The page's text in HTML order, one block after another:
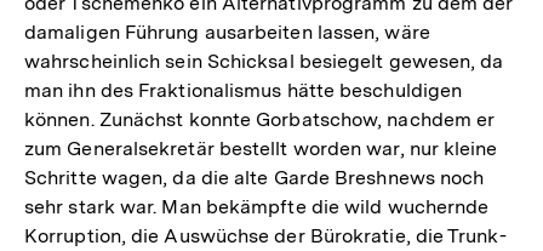
damaligen Führung ausarbeiten lassen, wäre
wahrscheinlich sein Schicksal besiegelt gewesen, da
man ihn des Fraktionalismus hätte beschuldigen
können. Zunächst konnte Gorbatschow, nachdem er
zum Generalsekretär bestellt worden war, nur kleine
Schritte wagen, da die alte Garde Breshnews noch
sehr stark war. Man bekämpfte die wild wuchernde
Korruption, die Auswüchse der Bürokratie, die Trunk-